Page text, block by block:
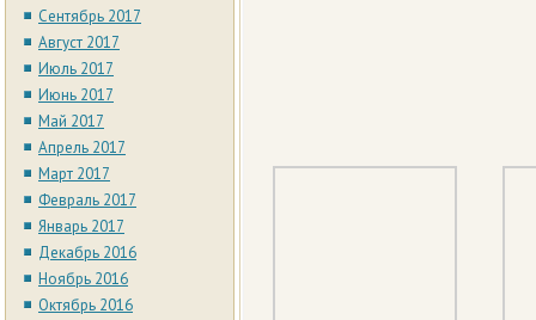
Сентябрь 2017
Август 2017
Июль 2017
Июнь 2017
Май 2017
Апрель 2017
Март 2017
Февраль 2017
Январь 2017
Декабрь 2016
Ноябрь 2016
Октябрь 2016